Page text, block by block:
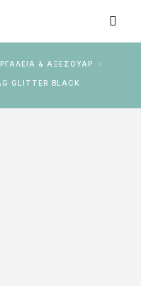
ΕΡΓΑΛΕΊΑ & ΑΞΕΣΟΥΆΡ
GLITTER BLACK